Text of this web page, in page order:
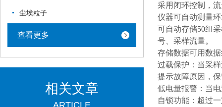
尘埃粒子
查看更多
相关文章
ARTICLE
采用闭环控制，
仪器可自动测量
可自动存储50组
号、采样流量。
存储数据可用数
过载保护：当采
提示故障原因，
低电量报警：当
自锁功能：超过